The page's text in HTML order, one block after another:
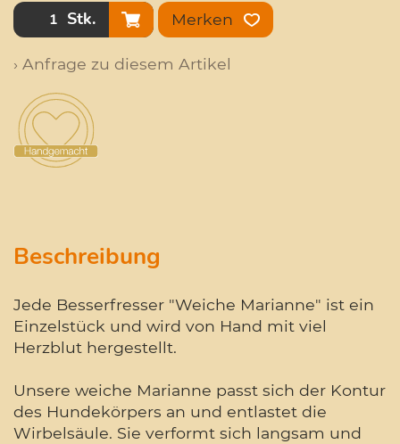
Stk. Merken
› Anfrage zu diesem Artikel
Beschreibung
Jede Besserfresser "Weiche Marianne" ist ein
Einzelstück und wird von Hand mit viel
Herzblut hergestellt.
Unsere weiche Marianne passt sich der Kontur
des Hundekörpers an und entlastet die
Wirbelsäule. Sie verformt sich langsam und